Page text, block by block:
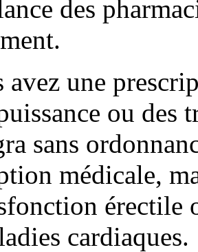
des
avez une
ou des
sans
médicale,
érectile
cardiaques.